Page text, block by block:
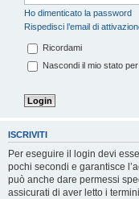
Ho dimenticato la password
Rispedisci l’email di
Ricordami
Nascondi il mio stato
ISCRIVITI
Per eseguire il login devi
pochi secondi e garantisce
può anche dare permessi
assicurati di aver letto i